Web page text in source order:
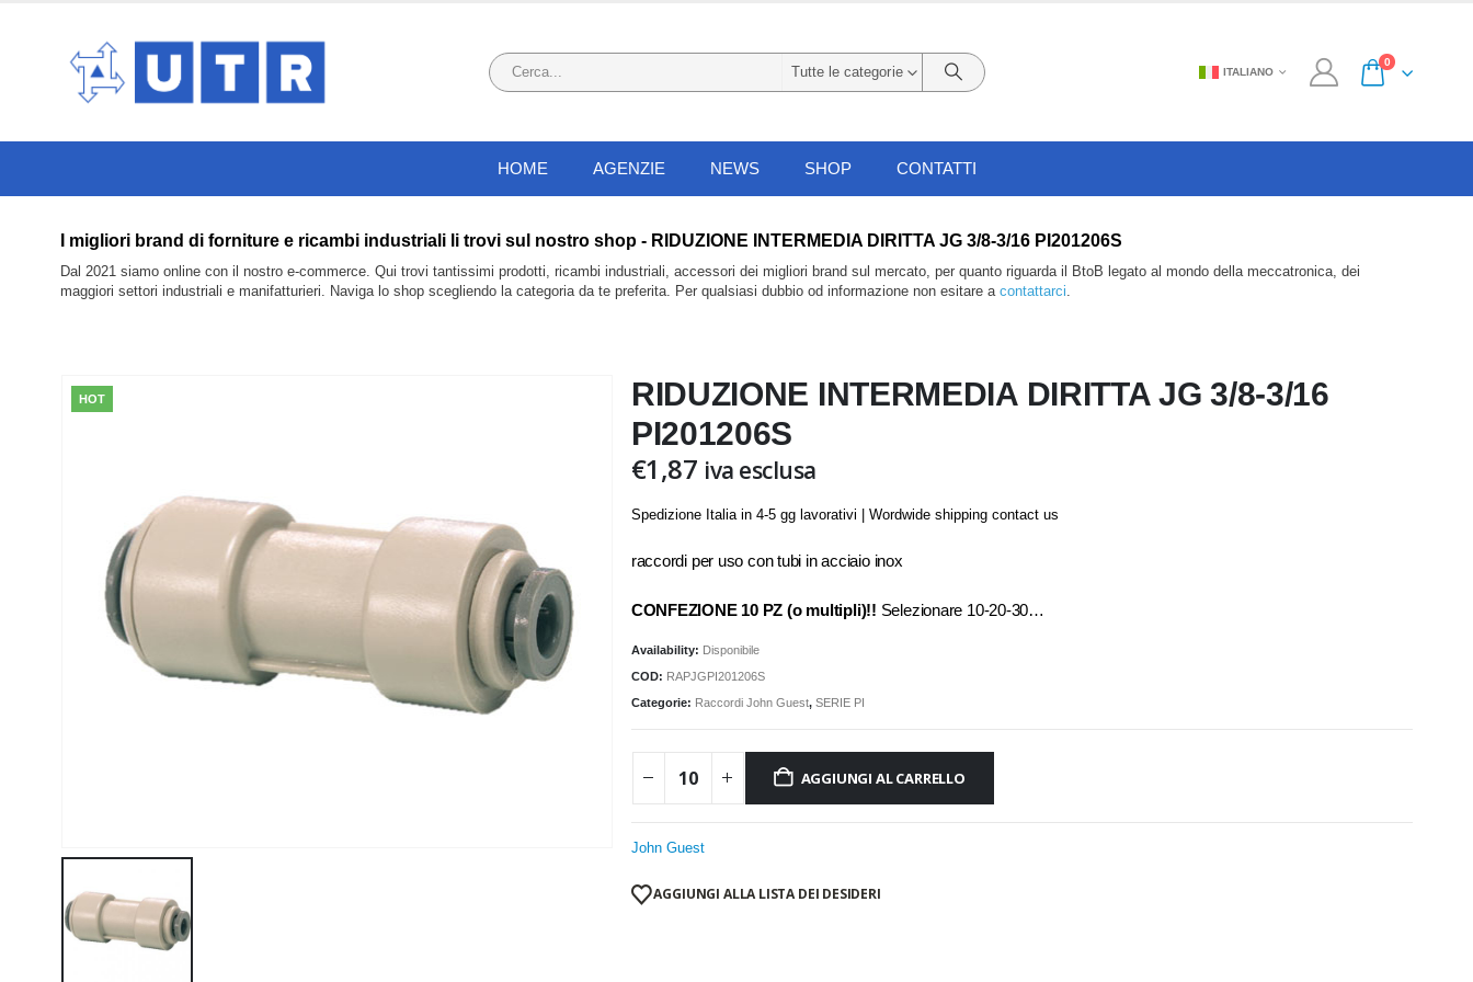
Tutte le categorie ITALIANO
0
HOME AGENZIE NEWS SHOP CONTATTI
I migliori brand di forniture e ricambi industriali li trovi sul nostro shop - RIDUZIONE INTERMEDIA DIRITTA JG 3/8-3/16 PI201206S
Dal 2021 siamo online con il nostro e-commerce. Qui trovi tantissimi prodotti, ricambi industriali, accessori dei migliori brand sul mercato, per quanto riguarda il BtoB legato al mondo della meccatronica, dei
maggiori settori industriali e manifatturieri. Naviga lo shop scegliendo la categoria da te preferita. Per qualsiasi dubbio od informazione non esitare a contattarci
HOT
RIDUZIONE INTERMEDIA DIRITTA JG 3/8-3/16
PI201206S
€1,87 iva esclusa
Spedizione Italia in 4-5 gg lavorativi | Wordwide shipping contact us
raccordi per uso con tubi in acciaio inox
CONFEZIONE 10 PZ (o multipli)!! Selezionare 10-20-30…
Availability: Disponibile
COD: RAPJGPI201206S
Categorie: Raccordi John Guest, SERIE PI
AGGIUNGI AL CARRELLO
John Guest
AGGIUNGI ALLA LISTA DEI DESIDERI